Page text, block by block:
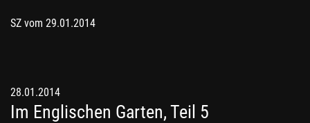
SZ vom 29.01.2014
28.01.2014
Im Englischen Garten, Teil 5